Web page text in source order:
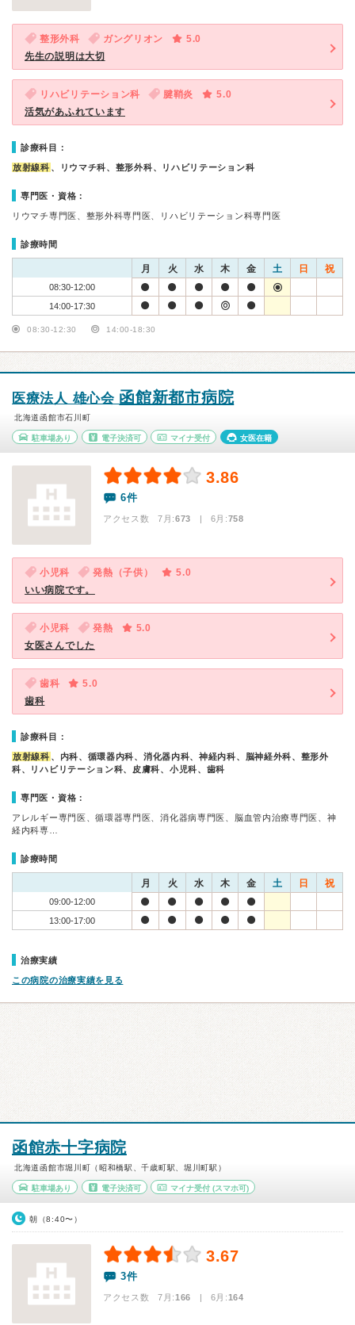
整形外科 ガングリオン
5.0
先生の説明は大切
リハビリテーション科 腱鞘炎
5.0
活気があふれています
診療科目：
放射線科 、リウマチ科、整形外科、リハビリテーション科
専門医・資格：
リウマチ専門医、整形外科専門医、リハビリテーション科専門医
診療時間
月 火 水 木 金 土 日 祝
08:30-12:00
14:00-17:30
08:30-12:30 14:00-18:30
医療法人 雄心会 函館新都市病院
北海道函館市石川町
駐車場あり 電子決済可 マイナ受付 女医在籍
3.86
6件
アクセス数 7月:673 | 6月:758
小児科 発熱（子供）
5.0
いい病院です。
小児科 発熱
5.0
女医さんでした
歯科
5.0
歯科
診療科目：
放射線科 、内科、循環器内科、消化器内科、神経内科、脳神経外科、整形外
科、リハビリテーション科、皮膚科、小児科、歯科
専門医・資格：
アレルギー専門医、循環器専門医、消化器病専門医、脳血管内治療専門医、神
経内科専…
診療時間
月 火 水 木 金 土 日 祝
09:00-12:00
13:00-17:00
治療実績
この病院の治療実績を見る
函館赤十字病院
北海道函館市堀川町（昭和橋駅、千歳町駅、堀川町駅）
駐車場あり 電子決済可 マイナ受付 (スマホ可)
朝（8:40〜）
3.67
3件
アクセス数 7月:166 | 6月:164